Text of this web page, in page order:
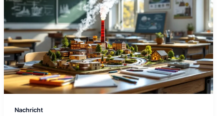
Nachricht